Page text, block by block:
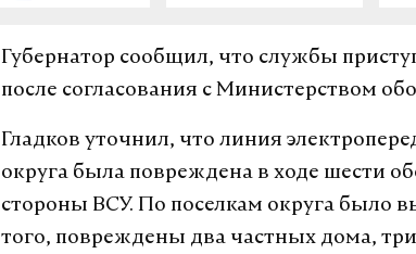
Губернатор сообщил, что службы
после согласования с Министерством
Гладков уточнил, что линия
округа была повреждена в ходе шести
стороны ВСУ. По поселкам округа было
того, повреждены два частных дома,